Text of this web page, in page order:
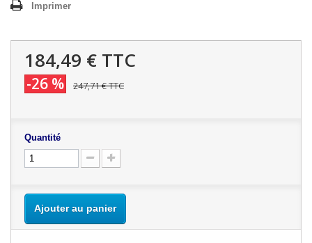
Imprimer
184,49 € TTC
-26 % 247,71 €TTC
Quantité
Ajouter au panier